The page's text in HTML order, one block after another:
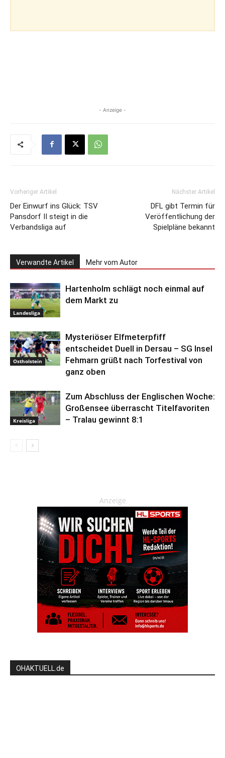
- Anzeige -
Vorheriger Artikel
Der Einwurf ins Glück: TSV
Pansdorf II steigt in die
Verbandsliga auf
Nächster Artikel
DFL gibt Termin für
Veröffentlichung der
Spielpläne bekannt
Verwandte Artikel Mehr vom Autor
Landesliga
Hartenholm schlägt noch einmal auf
dem Markt zu
Ostholstein
Mysteriöser Elfmeterpfiff
entscheidet Duell in Dersau – SG Insel
Fehmarn grüßt nach Torfestival von
ganz oben
Kreisliga
Zum Abschluss der Englischen Woche:
Großensee überrascht Titelfavoriten
– Tralau gewinnt 8:1
Anzeige
OHAKTUELL.de